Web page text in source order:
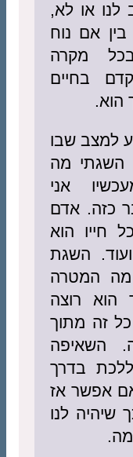
לנו או לא,
אם נוח
מקרה
בחיים
הוא.
למצב שבו
השגתי מה
אני
כזה. אדם
חייו הוא
השגת
המטרה
הוא רוצה
זה מתוך
השאיפה
בדרך
אם אפשר אז
שיהיה לנו